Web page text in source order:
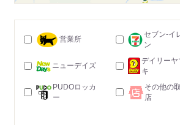
営業所
セブン-イ
ン
ニューデイズ
デイリーヤ
キ
PUDOロッカ
ー
その他の
店